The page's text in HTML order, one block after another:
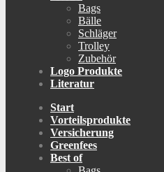
Bags
Bälle
Schläger
Trolley
Zubehör
Logo Produkte
Literatur
Start
Vorteilsprodukte
Versicherung
Greenfees
Best of